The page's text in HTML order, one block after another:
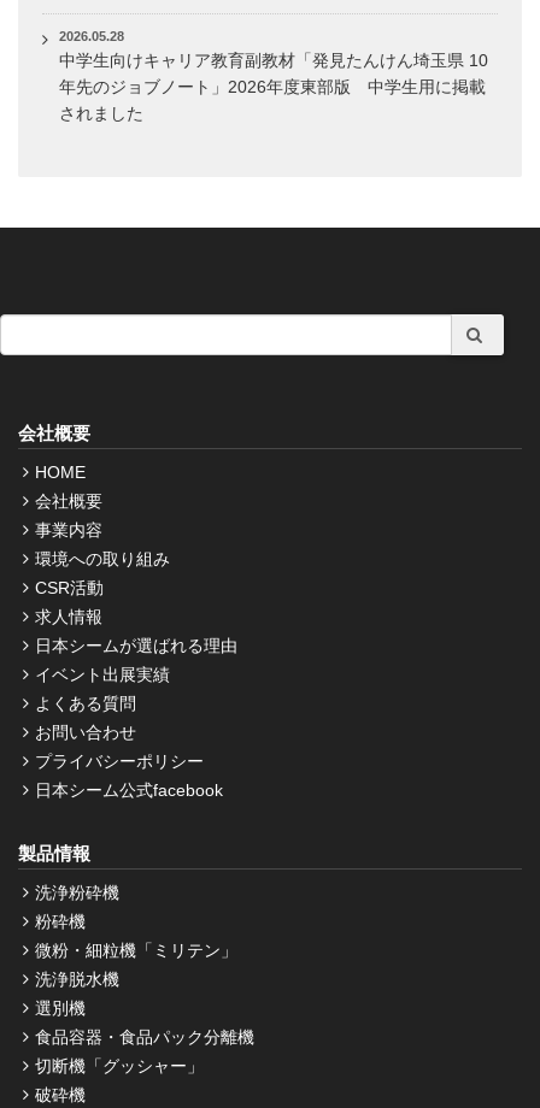
2026.05.28
中学生向けキャリア教育副教材「発見たんけん埼玉県 10
年先のジョブノート」2026年度東部版 中学生用に掲載
されました
会社概要
HOME
会社概要
事業内容
環境への取り組み
CSR活動
求人情報
日本シームが選ばれる理由
イベント出展実績
よくある質問
お問い合わせ
プライバシーポリシー
日本シーム公式facebook
製品情報
洗浄粉砕機
粉砕機
微粉・細粒機「ミリテン」
洗浄脱水機
選別機
食品容器・食品パック分離機
切断機「グッシャー」
破砕機